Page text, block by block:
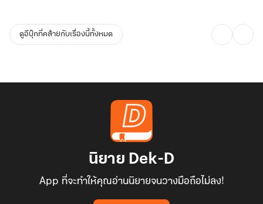
ดูอีบุ๊กที่คล้ายกับเรื่องนี้ทั้งหมด
นิยาย Dek-D
App ที่จะทำให้คุณอ่านนิยายจนวางมือถือไม่ลง!